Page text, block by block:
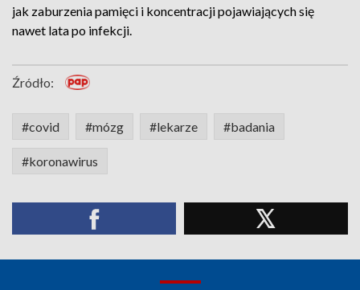
jak zaburzenia pamięci i koncentracji pojawiających się
nawet lata po infekcji.
Źródło:
#covid #mózg #lekarze #badania
#koronawirus